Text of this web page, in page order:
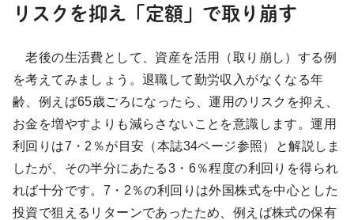
リスクを抑え「定額」で取り崩す
老後の生活費として、資産を活用（取り崩し）する例
を考えてみましょう。退職して勤労収入がなくなる年
齢、例えば65歳ごろになったら、運用のリスクを抑え、
お金を増やすよりも減らさないことを意識します。運用
利回りは7・2％が目安（本誌34ページ参照）と解説しま
したが、その半分にあたる3・6％程度の利回りを得られ
れば十分です。7・2％の利回りは外国株式を中心とした
投資で狙えるリターンであったため、例えば株式の保有